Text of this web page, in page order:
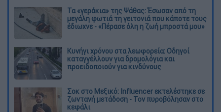
Τα «γεράκια» της Ψάθας: Έσωσαν από τη
μεγάλη φωτιά τη γειτονιά που κάποτε τους
έδιωχνε - «Πέρασε όλη η ζωή μπροστά μου»
Κυνήγι χρόνου στα λεωφορεία: Οδηγοί
καταγγέλλουν για δρομολόγια και
προειδοποιούν για κινδύνους
Σοκ στο Μεξικό: Influencer εκτελέστηκε σε
ζωντανή μετάδοση - Τον πυροβόλησαν στο
κεφάλι